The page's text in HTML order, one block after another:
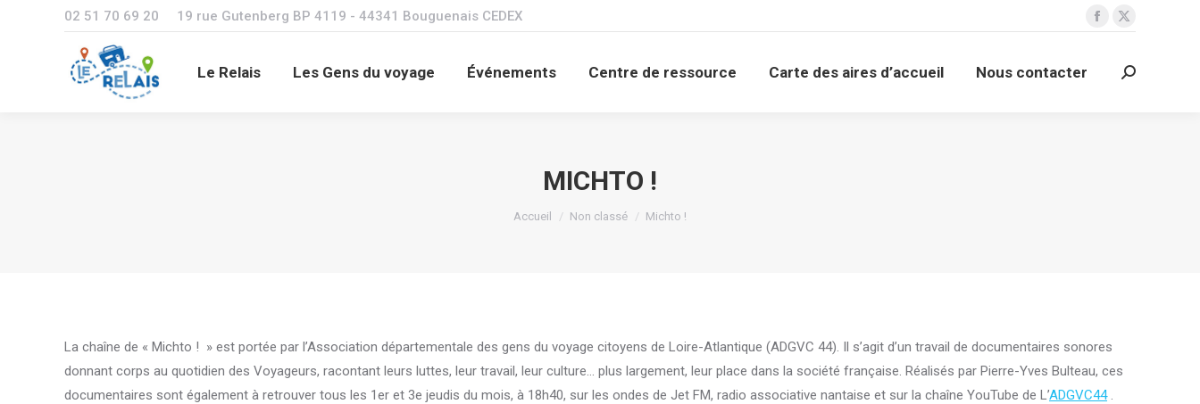
02 51 70 69 20 19 rue Gutenberg BP 4119 - 44341 Bouguenais CEDEX
Facebook
opens
X
opens
Le Relais Les Gens du voyage Événements Centre de ressource Carte des aires d’accueil Nous contacter Search:
MICHTO !
Vous êtes ici :
Accueil Non classé Michto !
La chaîne de « Michto ! » est portée par l’Association départementale des gens du voyage citoyens de Loire-Atlantique (ADGVC 44). Il s’agit d’un travail de documentaires sonores
donnant corps au quotidien des Voyageurs, racontant leurs luttes, leur travail, leur culture… plus largement, leur place dans la société française. Réalisés par Pierre-Yves Bulteau, ces
documentaires sont également à retrouver tous les 1er et 3e jeudis du mois, à 18h40, sur les ondes de Jet FM, radio associative nantaise et sur la chaîne YouTube de L’ADGVC44.
Le Relais Les Gens du voyage Événements Centre de ressource Carte des aires d’accueil
Search: